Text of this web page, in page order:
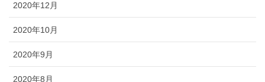
2020年12月
2020年10月
2020年9月
2020年8月